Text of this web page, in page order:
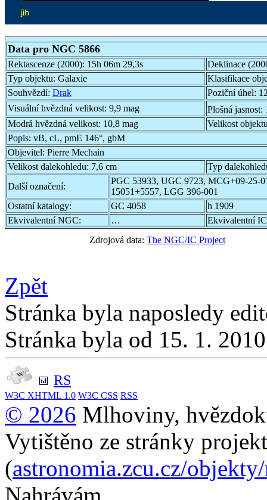
Data pro NGC 5866
Rektascenze (2000): 15h 06m 29,3s
Deklinace
Typ objektu: Galaxie
Klasifikace
Souhvězdí: Drak Poziční úhel:
Visuální hvězdná velikost: 9,9 mag Plošná jasnost:
Modrá hvězdná velikost: 10,8 mag
Velikost
Popis: vB, cL, pmE 146°, gbM
Objevitel: Pierre Mechain
Velikost dalekohledu: 7,6 cm
Typ
Další označení:
PGC 53933, UGC 9723, MCG+09-25-
15051+5557, LGG 396-001
Ostatní katalogy:
GC 4058
h 1909
Ekvivalentní NGC:
…
Ekvivalentní
Zdrojová data: The NGC/IC Project
Zpět
Stránka byla naposledy
Stránka byla od 15. 1.
RS
W3C XHTML 1.0 W3C CSS RSS
© 2026 Mlhoviny,
Vytištěno ze stránky
(astronomia.zcu.cz/
Nahrávám...